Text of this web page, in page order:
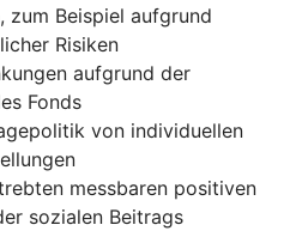
zum Beispiel aufgrund
Risiken
aufgrund der
Fonds
von individuellen
messbaren positiven
sozialen Beitrags